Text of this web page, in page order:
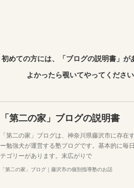
初めての方には、「ブログの説明書」が
よかったら覗いてやってくださ
「第二の家」ブログの説明書
「第二の家」ブログは、神奈川県藤沢市に存
ー勉強犬が運営する塾ブログです。基本的に毎
テゴリーがあります。末広がりで
「第二の家」ブログ｜藤沢市の個別指導塾のお話